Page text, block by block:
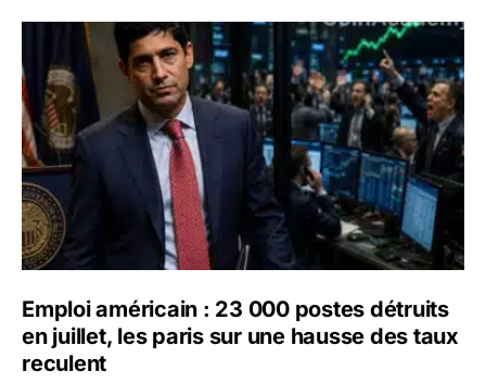
Emploi américain : 23 000 postes détruits en juillet, les
Emploi américain : 23 000 postes détruits
en juillet, les paris sur une hausse des taux
reculent